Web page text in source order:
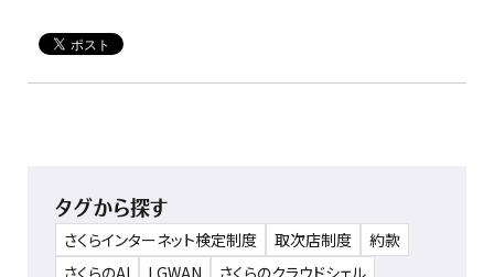
タグから探す
さくらインターネット検定制度 取次店制度
約款
さくらのAI
LGWAN
さくらのクラウドシェル